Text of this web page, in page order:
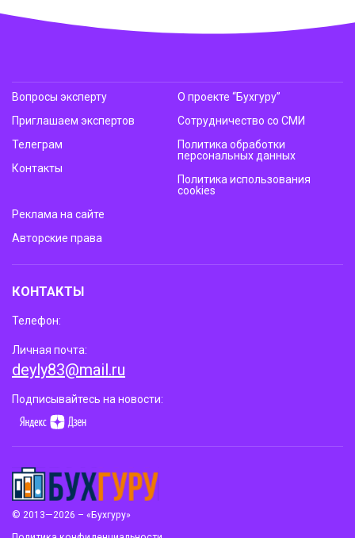
© 2013—2026 – «Бухгуру»
Вопросы эксперту
Приглашаем экспертов
Телеграм
Контакты
О проекте “Бухгуру”
Сотрудничество со СМИ
Политика обработки
персональных данных
Политика использования
cookies
Реклама на сайте
Авторские права
КОНТАКТЫ
Телефон:
Личная почта:
deyly83@mail.ru
Подписывайтесь на новости: